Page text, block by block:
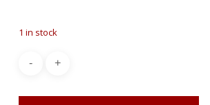
1 in stock